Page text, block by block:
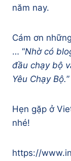
năm nay.
Cám ơn
… “Nhờ có
đầu chạy bộ
Yêu Chạy Bộ.
Hẹn gặp ở
nhé!
https://